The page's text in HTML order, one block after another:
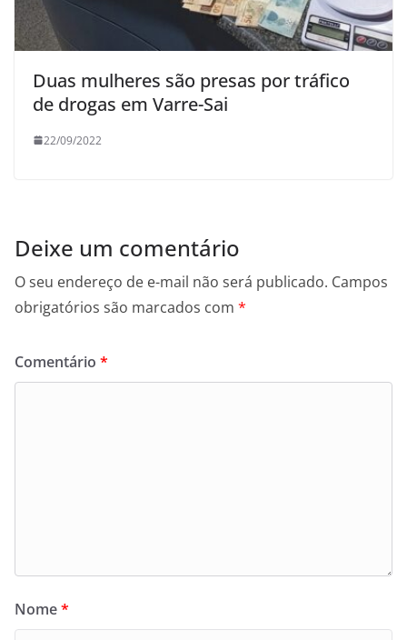
Duas mulheres são presas por tráfico
de drogas em Varre-Sai
22/09/2022
Deixe um comentário
O seu endereço de e-mail não será publicado. Campos
obrigatórios são marcados com *
Comentário *
Nome*